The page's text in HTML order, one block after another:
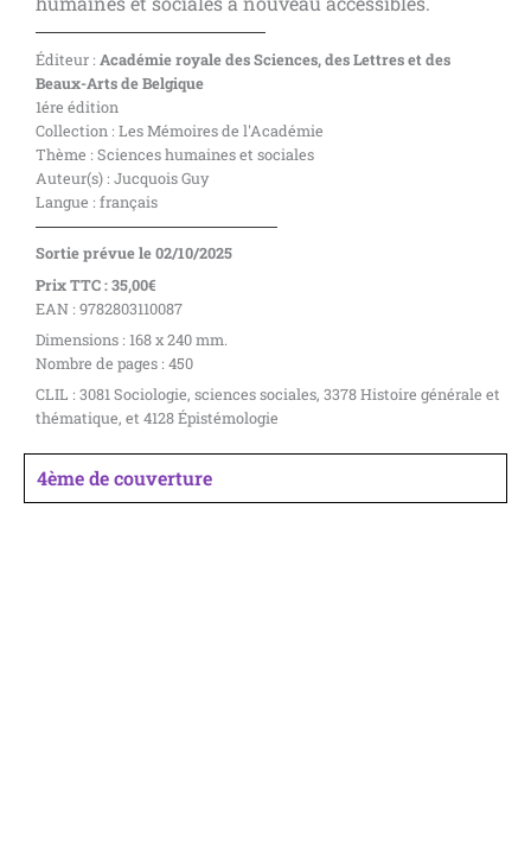
Éditeur : Académie royale des Sciences, des Lettres et des
Beaux-Arts de Belgique
1ére édition
Collection : Les Mémoires de l'Académie
Thème : Sciences humaines et sociales
Auteur(s) : Jucquois Guy
Langue : français
Sortie prévue le 02/10/2025
Prix TTC : 35,00€
EAN : 9782803110087
Dimensions : 168 x 240 mm.
Nombre de pages : 450
CLIL : 3081 Sociologie, sciences sociales, 3378 Histoire générale et
thématique, et 4128 Épistémologie
4ème de couverture